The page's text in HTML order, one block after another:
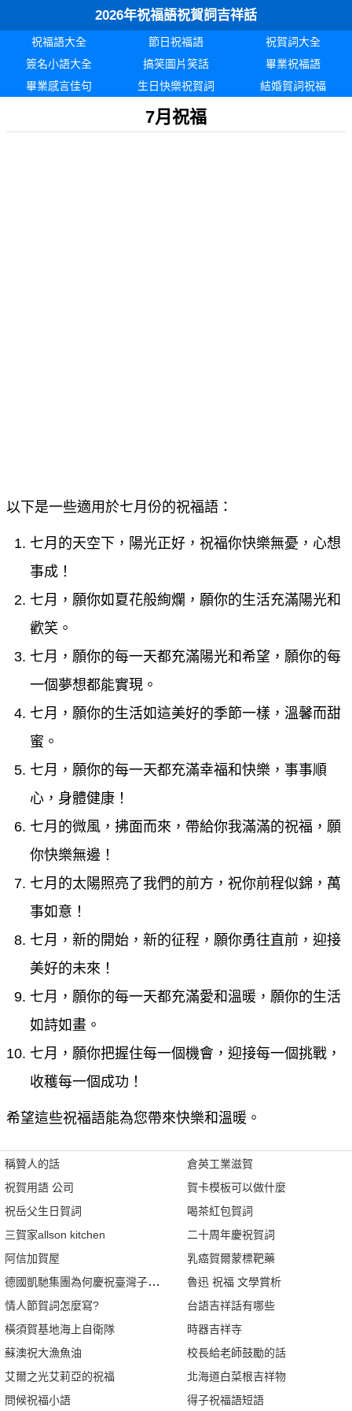
2026年祝福語祝賀詞吉祥話
祝福語大全 節日祝福語
祝賀詞大全
簽名小語大全
搞笑圖片笑話
畢業祝福語
畢業感言佳句
生日快樂祝賀詞 結婚賀詞祝福
7月祝福
以下是一些適用於七月份的祝福語：
七月的天空下，陽光正好，祝福你快樂無憂，心想
事成！
七月，願你如夏花般絢爛，願你的生活充滿陽光和
歡笑。
七月，願你的每一天都充滿陽光和希望，願你的每
一個夢想都能實現。
七月，願你的生活如這美好的季節一樣，溫馨而甜
蜜。
七月，願你的每一天都充滿幸福和快樂，事事順
心，身體健康！
七月的微風，拂面而來，帶給你我滿滿的祝福，願
你快樂無邊！
七月的太陽照亮了我們的前方，祝你前程似錦，萬
事如意！
七月，新的開始，新的征程，願你勇往直前，迎接
美好的未來！
七月，願你的每一天都充滿愛和溫暖，願你的生活
如詩如畫。
七月，願你把握住每一個機會，迎接每一個挑戰，
收穫每一個成功！
希望這些祝福語能為您帶來快樂和溫暖。
稱贊人的話
祝賀用語 公司
祝岳父生日賀詞
三賀家allson kitchen
阿信加賀屋
德國凱馳集團為何慶祝臺灣子公司成立25週年
情人節賀詞怎麼寫?
橫須賀基地海上自衛隊
蘇澳祝大漁魚油
艾爾之光艾莉亞的祝福
問候祝福小語
倉英工業滋賀
賀卡模板可以做什麼
喝茶紅包賀詞
二十周年慶祝賀詞
乳癌賀爾蒙標靶藥
魯迅 祝福 文學賞析
台語吉祥話有哪些
時器吉祥寺
校長給老師鼓勵的話
北海道白菜根吉祥物
得子祝福語短語